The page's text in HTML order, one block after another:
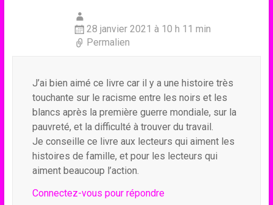
28 janvier 2021 à 10 h 11 min
Permalien
J’ai bien aimé ce livre car il y a une histoire très
touchante sur le racisme entre les noirs et les
blancs après la première guerre mondiale, sur la
pauvreté, et la difficulté à trouver du travail.
Je conseille ce livre aux lecteurs qui aiment les
histoires de famille, et pour les lecteurs qui
aiment beaucoup l’action.
Connectez-vous pour répondre